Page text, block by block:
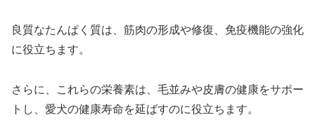
良質なたんぱく質は、筋肉の形成や修復、免疫機能の強化
に役立ちます。
さらに、これらの栄養素は、毛並みや皮膚の健康をサポー
トし、愛犬の健康寿命を延ばすのに役立ちます。